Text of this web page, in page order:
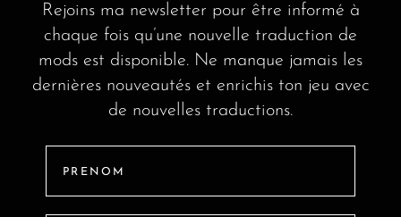
Rejoins ma newsletter pour être informé à
chaque fois qu’une nouvelle traduction de
mods est disponible. Ne manque jamais les
dernières nouveautés et enrichis ton jeu avec
de nouvelles traductions.